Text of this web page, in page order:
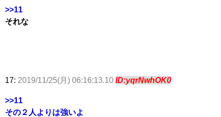
>>11
それな
17: 2019/11/25(月) 06:16:13.10 ID:yqrNwhOK0
>>11
その２人よりは強いよ